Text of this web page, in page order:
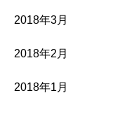
2018年3月
2018年2月
2018年1月